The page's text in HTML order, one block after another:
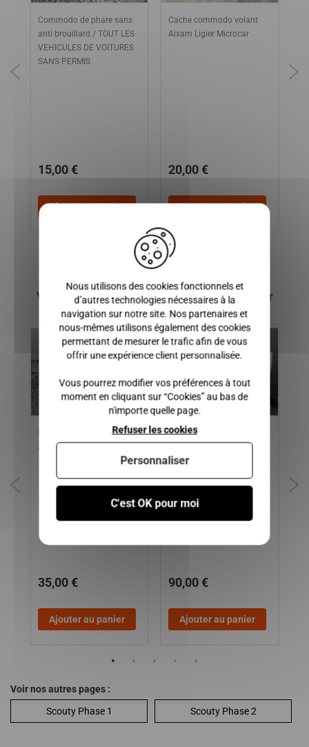
Commodo de phare sans
anti brouillard / TOUT LES
VEHICULES DE VOITURES
SANS PERMIS
15,00 €
Ajouter au panier
Cache commodo volant
Aixam Ligier Microcar
20,00 €
Ajouter au panier
Vous pourriez également être intéressé par
PHARE DROIT OU GAUCHE
AIXAM 300, 400 SL, 500 SL
35,00 €
Ajouter au panier
CAPOT AIXAM MEGA
MULTITRUCK PHASE 2
90,00 €
Ajouter au panier
Voir nos autres pages :
Scouty Phase 1
Scouty Phase 2
Nous utilisons des cookies fonctionnels et
d’autres technologies nécessaires à la
navigation sur notre site. Nos partenaires et
nous-mêmes utilisons également des cookies
permettant de mesurer le trafic afin de vous
offrir une expérience client personnalisée.
Vous pourrez modifier vos préférences à tout
moment en cliquant sur “Cookies” au bas de
n'importe quelle page.
C'est OK pour moi
Refuser les cookies
Personnaliser